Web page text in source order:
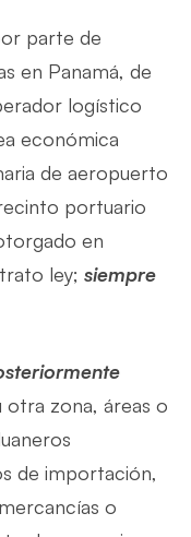
parte de
en Panamá, de
logístico
económica
de aeropuerto
portuario
en
ley; siempre
otra zona, áreas o
de importación,
o